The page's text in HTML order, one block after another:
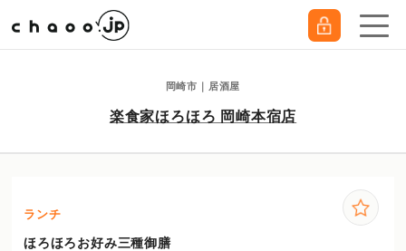
岡崎市｜居酒屋
楽食家ほろほろ 岡崎本宿店
ランチ
ほろほろお好み三種御膳